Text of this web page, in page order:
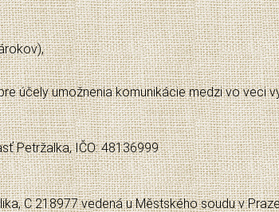
účely umožnenia komunikácie medzi vo veci
Petržalka, IČO: 48136999
C 218977 vedená u Městského soudu v